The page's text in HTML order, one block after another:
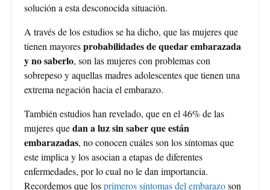
solución a esta desconocida situación.
A través de los estudios se ha dicho, que las mujeres que
tienen mayoresprobabilidades de quedar embarazada
y no saberlo, son las mujeres con problemas con
sobrepeso y aquellas madres adolescentes que tienen una
extrema negación hacia el embarazo.
También estudios han revelado, que en el 46% de las
mujeres quedan a luz sin saber que están
embarazadas, no conocen cuáles son los síntomas que
este implica y los asocian a etapas de diferentes
enfermedades, por lo cual no le dan importancia.
Recordemos que losprimeros síntomas del embarazoson